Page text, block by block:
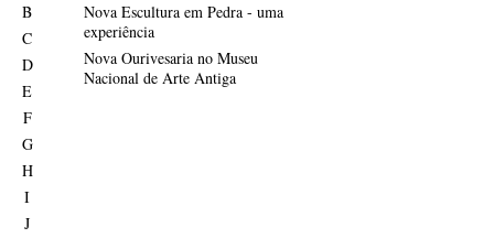
B
C
D
E
F
G
H
I
J
Nova Escultura em Pedra - uma
experiência
Nova Ourivesaria no Museu
Nacional de Arte Antiga